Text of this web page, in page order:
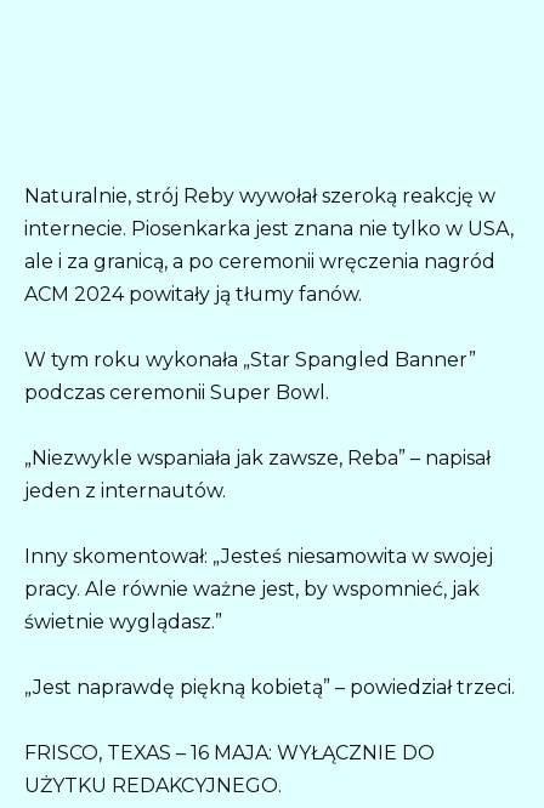
Naturalnie, strój Reby wywołał szeroką reakcję w
internecie. Piosenkarka jest znana nie tylko w USA,
ale i za granicą, a po ceremonii wręczenia nagród
ACM 2024 powitały ją tłumy fanów.
W tym roku wykonała „Star Spangled Banner”
podczas ceremonii Super Bowl.
„Niezwykle wspaniała jak zawsze, Reba” – napisał
jeden z internautów.
Inny skomentował: „Jesteś niesamowita w swojej
pracy. Ale równie ważne jest, by wspomnieć, jak
świetnie wyglądasz.”
„Jest naprawdę piękną kobietą” – powiedział trzeci.
FRISCO, TEXAS – 16 MAJA: WYŁĄCZNIE DO
UŻYTKU REDAKCYJNEGO.